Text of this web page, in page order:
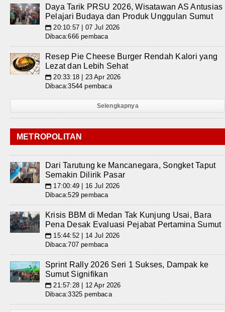
Daya Tarik PRSU 2026, Wisatawan AS Antusias
Pelajari Budaya dan Produk Unggulan Sumut
📅 20:10:57 | 07 Jul 2026
Dibaca:666 pembaca
Resep Pie Cheese Burger Rendah Kalori yang
Lezat dan Lebih Sehat
📅 20:33:18 | 23 Apr 2026
Dibaca:3544 pembaca
Selengkapnya
METROPOLITAN
Dari Tarutung ke Mancanegara, Songket Taput
Semakin Dilirik Pasar
📅 17:00:49 | 16 Jul 2026
Dibaca:529 pembaca
Krisis BBM di Medan Tak Kunjung Usai, Bara
Pena Desak Evaluasi Pejabat Pertamina Sumut
📅 15:44:52 | 14 Jul 2026
Dibaca:707 pembaca
Sprint Rally 2026 Seri 1 Sukses, Dampak ke
Sumut Signifikan
📅 21:57:28 | 12 Apr 2026
Dibaca:3325 pembaca